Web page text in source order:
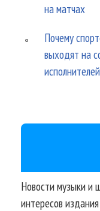
на матчах
Почему
выходят на
исполнителей
Новости музыки и
интересов издания